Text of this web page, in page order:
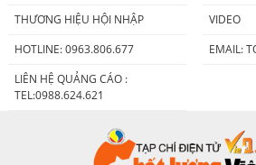
THƯƠNG HIỆU HỘI NHẬP
VIDEO
HOTLINE: 0963.806.677
EMAIL:
LIÊN HỆ QUẢNG CÁO :
TEL:0988.624.621